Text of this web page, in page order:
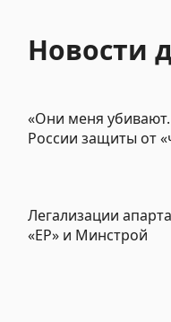
Новости
«Они меня
России защиты от
Легализации
«ЕР» и Минстрой